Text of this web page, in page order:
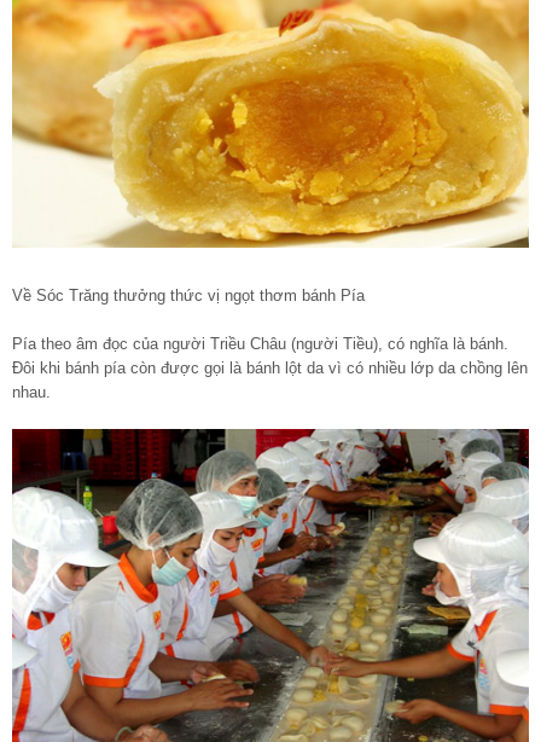
Về Sóc Trăng thưởng thức vị ngọt thơm bánh Pía
Pía theo âm đọc của người Triều Châu (người Tiều), có nghĩa là bánh.
Đôi khi bánh pía còn được gọi là bánh lột da vì có nhiều lớp da chồng lên
nhau.